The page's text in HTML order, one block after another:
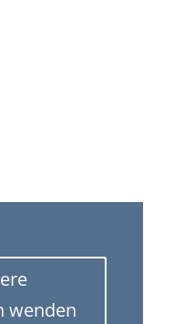
wenden